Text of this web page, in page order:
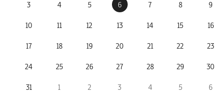
3 4 5 6 7 8 9
10 11 12 13 14 15 16
17 18 19 20 21 22 23
24 25 26 27 28 29 30
31 1 2 3 4 5 6